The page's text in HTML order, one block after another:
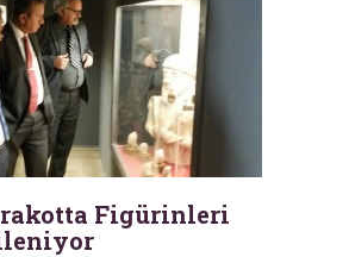
Figürinleri